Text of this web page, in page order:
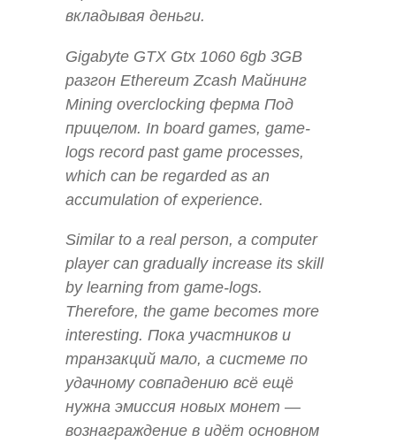
вкладывая деньги.
Gigabyte GTX Gtx 1060 6gb 3GB
разгон Ethereum Zcash Майнинг
Mining overclocking ферма Под
прицелом. In board games, game-
logs record past game processes,
which can be regarded as an
accumulation of experience.
Similar to a real person, a computer
player can gradually increase its skill
by learning from game-logs.
Therefore, the game becomes more
interesting. Пока участников и
транзакций мало, а системе по
удачному совпадению всё ещё
нужна эмиссия новых монет —
вознаграждение в идёт основном